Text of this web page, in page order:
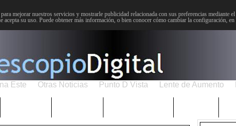
mejorar nuestros servicios y mostrarle publicidad relacionada con sus preferencias mediante el
acepta su uso. Puede obtener más información, o bien conocer cómo cambiar la configuración, en
Este Otras Noticias Punto D Vista Lente de Aumento